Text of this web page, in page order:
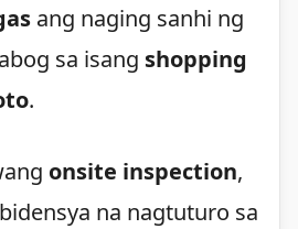
ang naging sanhi ng
sa isang shopping
.
onsite inspection,
na nagtuturo sa